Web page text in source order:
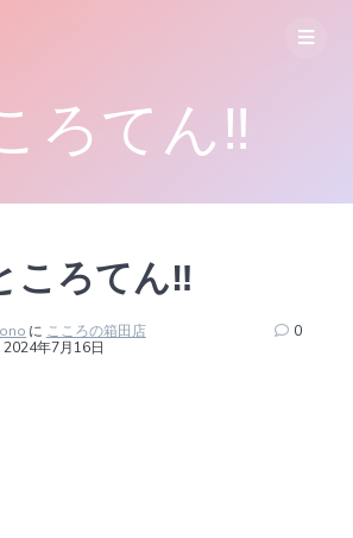
へ
ッ
ろてん‼︎
ころてん‼︎
に こころの箱田店
2024年7月16日
0